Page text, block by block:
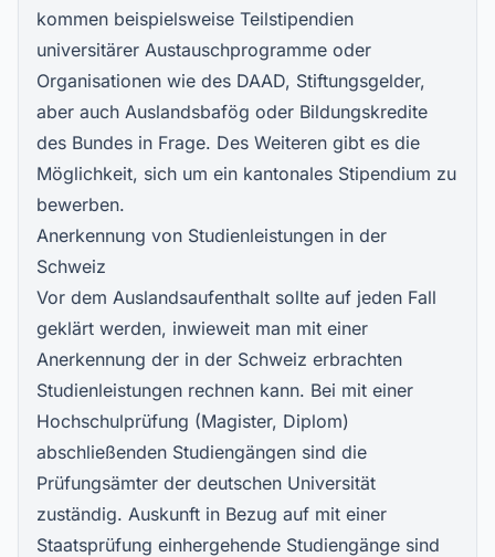
kommen beispielsweise Teilstipendien
universitärer Austauschprogramme oder
Organisationen wie des DAAD, Stiftungsgelder,
aber auch Auslandsbafög oder Bildungskredite
des Bundes in Frage. Des Weiteren gibt es die
Möglichkeit, sich um ein kantonales Stipendium zu
bewerben.
Anerkennung von Studienleistungen in der
Schweiz
Vor dem Auslandsaufenthalt sollte auf jeden Fall
geklärt werden, inwieweit man mit einer
Anerkennung der in der Schweiz erbrachten
Studienleistungen rechnen kann. Bei mit einer
Hochschulprüfung (Magister, Diplom)
abschließenden Studiengängen sind die
Prüfungsämter der deutschen Universität
zuständig. Auskunft in Bezug auf mit einer
Staatsprüfung einhergehende Studiengänge sind